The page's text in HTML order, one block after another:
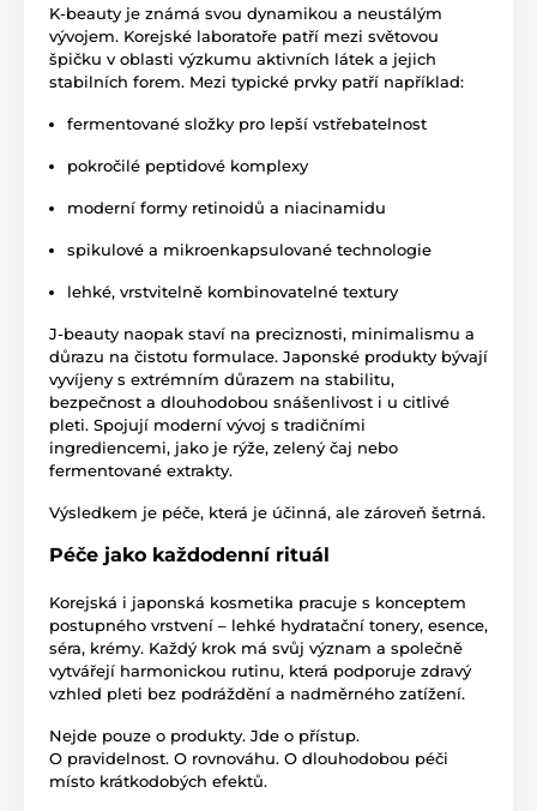
K-beauty je známá svou dynamikou a neustálým
vývojem. Korejské laboratoře patří mezi světovou
špičku v oblasti výzkumu aktivních látek a jejich
stabilních forem. Mezi typické prvky patří například:
fermentované složky pro lepší vstřebatelnost
pokročilé peptidové komplexy
moderní formy retinoidů a niacinamidu
spikulové a mikroenkapsulované technologie
lehké, vrstvitelně kombinovatelné textury
J-beauty naopak staví na preciznosti, minimalismu a
důrazu na čistotu formulace. Japonské produkty bývají
vyvíjeny s extrémním důrazem na stabilitu,
bezpečnost a dlouhodobou snášenlivost i u citlivé
pleti. Spojují moderní vývoj s tradičními
ingrediencemi, jako je rýže, zelený čaj nebo
fermentované extrakty.
Výsledkem je péče, která je účinná, ale zároveň šetrná.
Péče jako každodenní rituál
Korejská i japonská kosmetika pracuje s konceptem
postupného vrstvení – lehké hydratační tonery, esence,
séra, krémy. Každý krok má svůj význam a společně
vytvářejí harmonickou rutinu, která podporuje zdravý
vzhled pleti bez podráždění a nadměrného zatížení.
Nejde pouze o produkty. Jde o přístup.
O pravidelnost. O rovnováhu. O dlouhodobou péči
místo krátkodobých efektů.